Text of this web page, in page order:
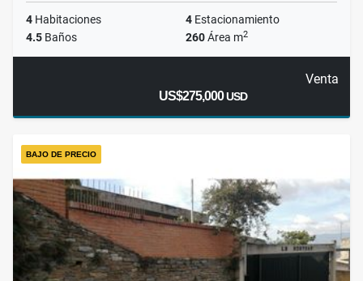
4 Habitaciones 4 Estacionamiento
4.5 Baños 260Área m2
Venta
US$275,000USD
BAJO DE PRECIO